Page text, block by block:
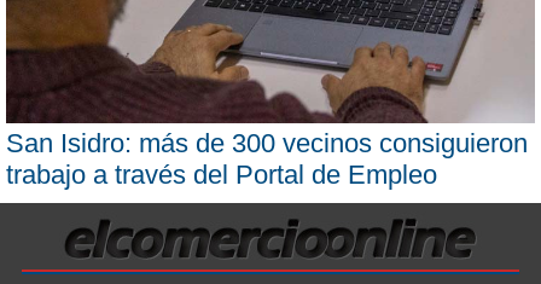
San Isidro: más de 300 vecinos consiguieron
trabajo a través del Portal de Empleo